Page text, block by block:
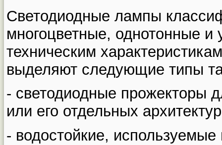
Светодиодные лампы
многоцветные, однотонные и
техническим
выделяют следующие типы
- светодиодные прожекторы
или его отдельных
- водостойкие,